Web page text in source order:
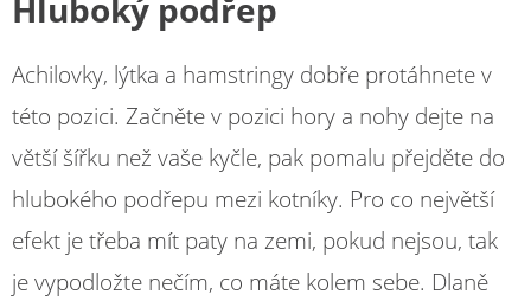
Hluboký podřep
Achilovky, lýtka a hamstringy dobře protáhnete v
této pozici. Začněte v pozici hory a nohy dejte na
větší šířku než vaše kyčle, pak pomalu přejděte do
hlubokého podřepu mezi kotníky. Pro co největší
efekt je třeba mít paty na zemi, pokud nejsou, tak
je vypodložte nečím, co máte kolem sebe. Dlaně